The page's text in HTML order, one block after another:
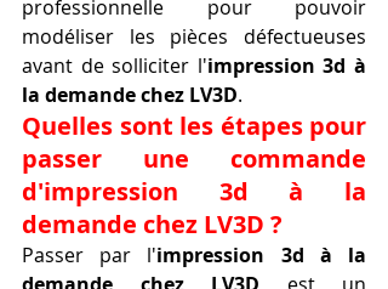
professionnelle pour pouvoir
modéliser les pièces défectueuses
avant de solliciter l'impression 3d à
la demande chez LV3D.
Quelles sont les étapes pour
passer une commande
d'impression 3d à la
demande chez LV3D ?
Passer par l'impression 3d à la